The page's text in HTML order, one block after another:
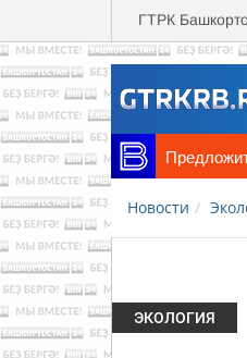
Перейти к основному содержанию
ГТРК
Новости
ЭКОЛОГИЯ